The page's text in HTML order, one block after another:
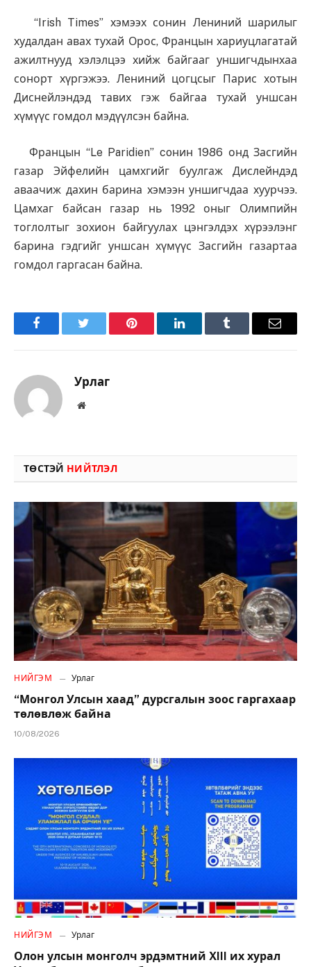
“Irish Times” хэмээх сонин Лениний шарилыг
худалдан авах тухай Орос, Францын хариуцлагатай
ажилтнууд хэлэлцээ хийж байгааг уншигчдынхаа
сонорт хүргэжээ. Лениний цогцсыг Парис хотын
Диснейлэндэд тавих гэж байгаа тухай уншсан
хүмүүс гомдол мэдүүлсэн байна.
Францын “Le Paridien” coнин 1986 онд Засгийн
газар Эйфелийн цамхгийг буулгаж Дислейндэд
аваачиж дахин барина хэмээн уншигчдаа хуурчээ.
Цамхаг байсан газар нь 1992 оныг Олимпийн
тоглолтыг зохион байгуулах цэнгэлдэх хүрээлэнг
барина гэдгийг уншсан хүмүүс Засгийн газартаа
гомдол гаргасан байна.
FacebookTwitter Pinterest LinkedInTumblr Имэйл
Урлаг
Вэбсайт
ТӨСТЭЙ НИЙТЛЭЛ
НИЙГЭМ Урлаг
“Монгол Улсын хаад” дурсгалын зоос гаргахаар
төлөвлөж байна
10/08/2026
НИЙГЭМ Урлаг
Олон улсын монголч эрдэмтний XIII их хурал